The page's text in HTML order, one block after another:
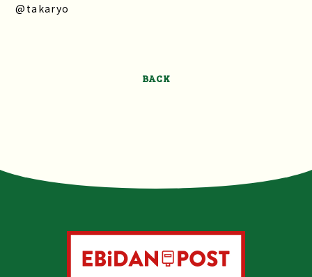
@takaryo
BACK